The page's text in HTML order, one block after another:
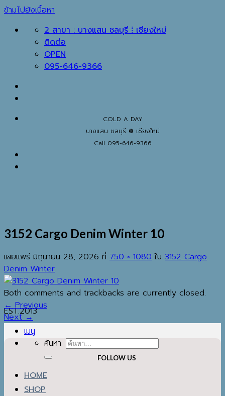
ข้ามไปยังเนื้อหา
2 สาขา : บางแสน ชลบุรี ⁞ เชียงใหม่
ติดต่อ
OPEN
095-646-9366
COLD A DAY
บางแสน ชลบุรี ❆ เชียงใหม่
Call 095-646-9366
EST.2013
เมนู
ค้นหา:
HOME
SHOP
3152 Cargo Denim Winter 10
เผยแพร่ มิถุนายน 28, 2026 ที่ 750 × 1080 ใน 3152 Cargo
Denim Winter
Both comments and trackbacks are currently closed.
←Previous
Next→
FOLLOW US